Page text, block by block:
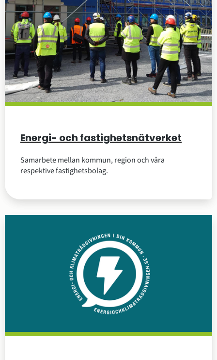
Energi- och fastighetsnätverket
Samarbete mellan kommun, region och våra
respektive fastighetsbolag.